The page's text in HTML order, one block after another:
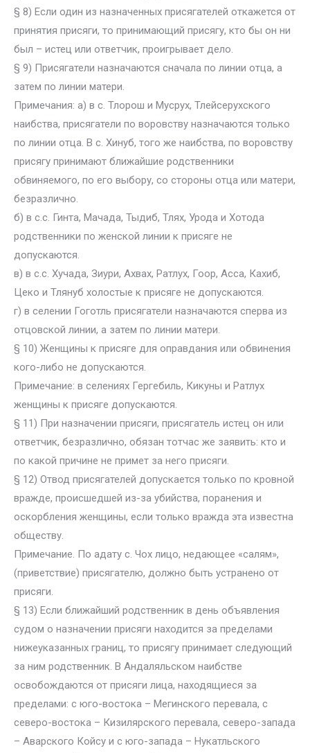
§ 8) Если один из назначенных присягателей откажется от
принятия присяги, то принимающий присягу, кто бы он ни
был – истец или ответчик, проигрывает дело.
§ 9) Присягатели назначаются сначала по линии отца, а
затем по линии матери.
Примечания: а) в с. Тлорош и Мусрух, Тлейсерухского
наибства, присягатели по воровству назначаются только
по линии отца. В с. Хинуб, того же наибства, по воровству
присягу принимают ближайшие родственники
обвиняемого, по его выбору, со стороны отца или матери,
безразлично.
б) в с.с. Гинта, Мачада, Тыдиб, Тлях, Урода и Хотода
родственники по женской линии к присяге не
допускаются.
в) в с.с. Хучада, Зиури, Ахвах, Ратлух, Гоор, Асса, Кахиб,
Цеко и Тлянуб холостые к присяге не допускаются.
г) в селении Гоготль присягатели назначаются сперва из
отцовской линии, а затем по линии матери.
§ 10) Женщины к присяге для оправдания или обвинения
кого-либо не допускаются.
Примечание: в селениях Гергебиль, Кикуны и Ратлух
женщины к присяге допускаются.
§ 11) При назначении присяги, присягатель истец он или
ответчик, безразлично, обязан тотчас же заявить: кто и
по какой причине не примет за него присяги.
§ 12) Отвод присягателей допускается только по кровной
вражде, происшедшей из-за убийства, поранения и
оскорбления женщины, если только вражда эта известна
обществу.
Примечание. По адату с. Чох лицо, недающее «салям»,
(приветствие) присягателю, должно быть устранено от
присяги.
§ 13) Если ближайший родственник в день объявления
судом о назначении присяги находится за пределами
нижеуказанных границ, то присягу принимает следующий
за ним родственник. В Андаляльском наибстве
освобождаются от присяги лица, находящиеся за
пределами: с юго-востока – Мегинского перевала, с
северо-востока – Кизилярского перевала, северо-запада
– Аварского Койсу и с юго-запада – Нукатльского